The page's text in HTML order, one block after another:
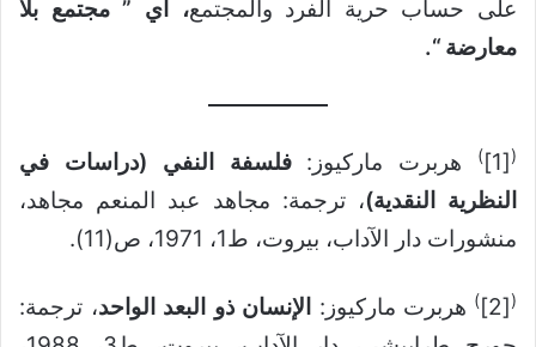
على حساب حرية الفرد والمجتمع، أي ” مجتمع بلا
معارضة “.
(
[1]
) هربرت ماركيوز:فلسفة النفي (دراسات في
النظرية النقدية)، ترجمة: مجاهد عبد المنعم مجاهد،
منشورات دار الآداب، بيروت، ط1، 1971، ص(11).
(
[2]
) هربرت ماركيوز: الإنسان ذو البعد الواحد، ترجمة: